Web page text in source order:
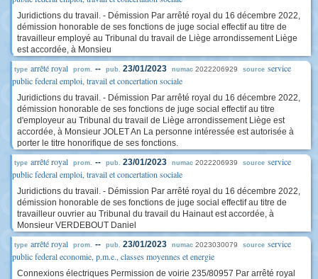
Juridictions du travail. - Démission Par arrêté royal du 16 décembre 2022,
démission honorable de ses fonctions de juge social effectif au titre de
travailleur employé au Tribunal du travail de Liège arrondissement Liège
est accordée, à Monsieu
type arrêté royal prom. -- pub. 23/01/2023 numac 2022206929 source service
public federal emploi, travail et concertation sociale
Juridictions du travail. - Démission Par arrêté royal du 16 décembre 2022,
démission honorable de ses fonctions de juge social effectif au titre
d'employeur au Tribunal du travail de Liège arrondissement Liège est
accordée, à Monsieur JOLET An La personne intéressée est autorisée à
porter le titre honorifique de ses fonctions.
type arrêté royal prom. -- pub. 23/01/2023 numac 2022206939 source service
public federal emploi, travail et concertation sociale
Juridictions du travail. - Démission Par arrêté royal du 16 décembre 2022,
démission honorable de ses fonctions de juge social effectif au titre de
travailleur ouvrier au Tribunal du travail du Hainaut est accordée, à
Monsieur VERDEBOUT Daniel
type arrêté royal prom. -- pub. 23/01/2023 numac 2023030079 source service
public federal economie, p.m.e., classes moyennes et energie
Connexions électriques Permission de voirie 235/80957 Par arrêté royal